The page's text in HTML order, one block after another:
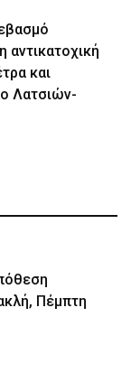
αντικατοχική
και
Λατσιών-
Πέμπτη